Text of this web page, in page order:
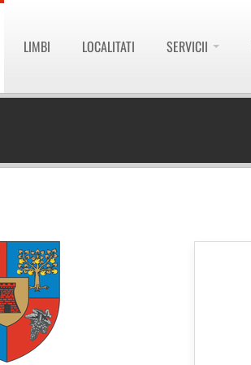
LIMBI LOCALITATI SERVICII